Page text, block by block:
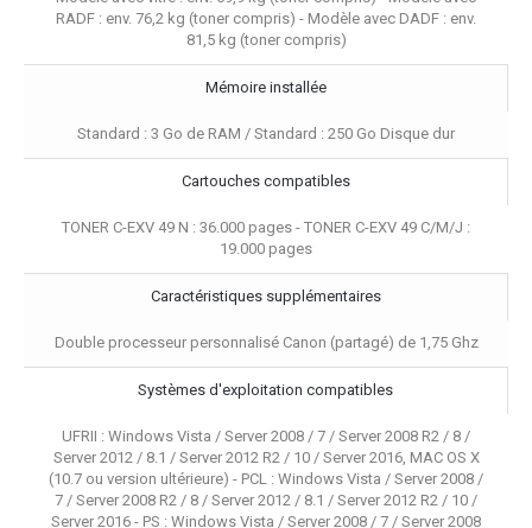
RADF : env. 76,2 kg (toner compris) - Modèle avec DADF : env.
81,5 kg (toner compris)
Mémoire installée
Standard : 3 Go de RAM / Standard : 250 Go Disque dur
Cartouches compatibles
TONER C-EXV 49 N : 36.000 pages - TONER C-EXV 49 C/M/J :
19.000 pages
Caractéristiques supplémentaires
Double processeur personnalisé Canon (partagé) de 1,75 Ghz
Systèmes d'exploitation compatibles
UFRII : Windows Vista / Server 2008 / 7 / Server 2008 R2 / 8 /
Server 2012 / 8.1 / Server 2012 R2 / 10 / Server 2016, MAC OS X
(10.7 ou version ultérieure) - PCL : Windows Vista / Server 2008 /
7 / Server 2008 R2 / 8 / Server 2012 / 8.1 / Server 2012 R2 / 10 /
Server 2016 - PS : Windows Vista / Server 2008 / 7 / Server 2008